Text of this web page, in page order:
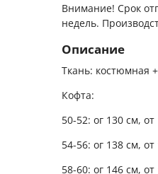
Внимание! Срок
недель.
Описание
Ткань: костюмная
Кофта:
50-52: ог 130 см,
54-56: ог 138 см,
58-60: ог 146 см,